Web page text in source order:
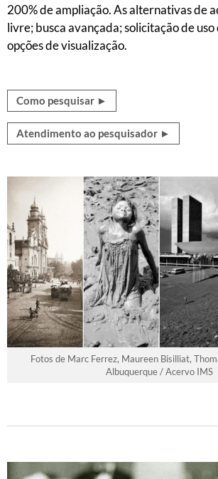
200% de ampliação. As alternativas de
livre; busca avançada; solicitação de uso
opções de visualização.
Como pesquisar ►
Atendimento ao pesquisador ►
Fotos de Marc Ferrez, Maureen Bisilliat,
Albuquerque / Acervo IMS